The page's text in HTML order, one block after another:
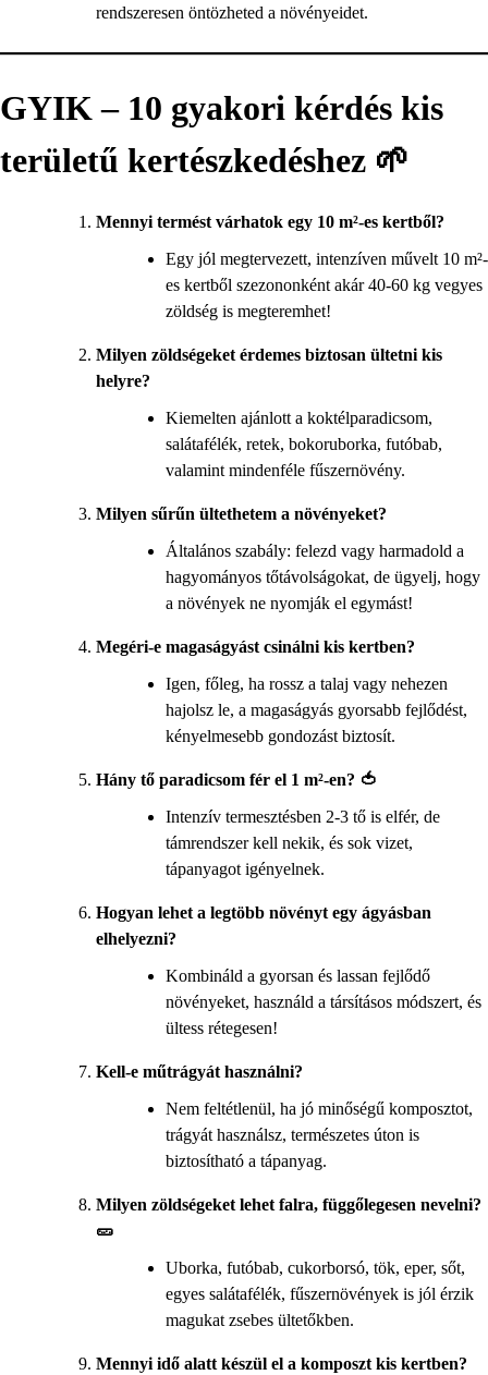
rendszeresen öntözheted a növényeidet.
GYIK – 10 gyakori kérdés kis
területű kertészkedéshez 🌱
Mennyi termést várhatok egy 10 m²-es kertből?
Egy jól megtervezett, intenzíven művelt 10 m²-
es kertből szezononként akár 40-60 kg vegyes
zöldség is megteremhet!
Milyen zöldségeket érdemes biztosan ültetni kis
helyre?
Kiemelten ajánlott a koktélparadicsom,
salátafélék, retek, bokoruborka, futóbab,
valamint mindenféle fűszernövény.
Milyen sűrűn ültethetem a növényeket?
Általános szabály: felezd vagy harmadold a
hagyományos tőtávolságokat, de ügyelj, hogy
a növények ne nyomják el egymást!
Megéri-e magaságyást csinálni kis kertben?
Igen, főleg, ha rossz a talaj vagy nehezen
hajolsz le, a magaságyás gyorsabb fejlődést,
kényelmesebb gondozást biztosít.
Hány tő paradicsom fér el 1 m²-en? 🍅
Intenzív termesztésben 2-3 tő is elfér, de
támrendszer kell nekik, és sok vizet,
tápanyagot igényelnek.
Hogyan lehet a legtöbb növényt egy ágyásban
elhelyezni?
Kombináld a gyorsan és lassan fejlődő
növényeket, használd a társításos módszert, és
ültess rétegesen!
Kell-e műtrágyát használni?
Nem feltétlenül, ha jó minőségű komposztot,
trágyát használsz, természetes úton is
biztosítható a tápanyag.
Milyen zöldségeket lehet falra, függőlegesen nevelni?
🥒
Uborka, futóbab, cukorborsó, tök, eper, sőt,
egyes salátafélék, fűszernövények is jól érzik
magukat zsebes ültetőkben.
Mennyi idő alatt készül el a komposzt kis kertben?